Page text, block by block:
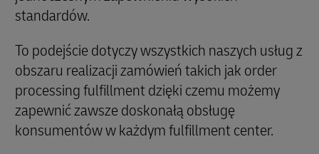
standardów.
To podejście dotyczy wszystkich naszych usług z
obszaru realizacji zamówień takich jak order
processing fulfillment dzięki czemu możemy
zapewnić zawsze doskonałą obsługę
konsumentów w każdym fulfillment center.